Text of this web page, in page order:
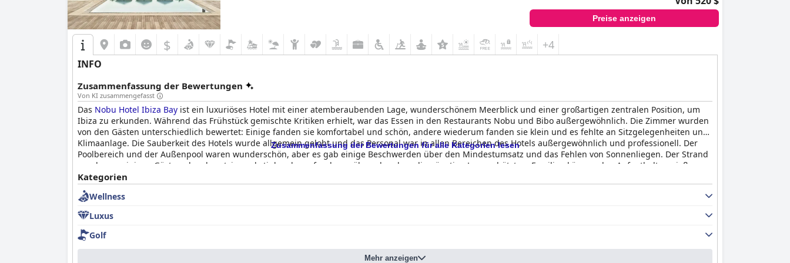
Preise anzeigen
$ +4
INFO
Zusammenfassung der Bewertungen
Von KI zusammengefasst
Das Nobu Hotel Ibiza Bay ist ein luxuriöses Hotel mit einer atemberaubenden Lage, wunderschönem Meerblick und einer großartigen zentralen Position, um
Ibiza zu erkunden. Während das Frühstück gemischte Kritiken erhielt, war das Essen in den Restaurants Nobu und Bibo außergewöhnlich. Die Zimmer wurden
von den Gästen unterschiedlich bewertet: Einige fanden sie komfortabel und schön, andere wiederum fanden sie klein und es fehlte an Sitzgelegenheiten und
Klimaanlage. Die Sauberkeit des Hotels wurde allgemein gelobt und das Personal war in allen Bereichen des Hotels außergewöhnlich und professionell. Der
Poolbereich und der Außenpool waren wunderschön, aber es gab einige Beschwerden über den Mindestumsatz und das Fehlen von Sonnenliegen. Der Strand
wurde von einigen Gästen als schmutzig und stinkend empfunden, während andere die günstige Lage schätzten. Familien können den Aufenthalt genießen,
auch wenn der Lärmpegel höher sein könnte als gewünscht. Letztendlich bietet das
vielleicht etwas teuer ist.
Zusammenfassung der Bewertungen für alle Kategorien lesen
Kategorien
Wellness
Luxus
Golf
Mehr anzeigen